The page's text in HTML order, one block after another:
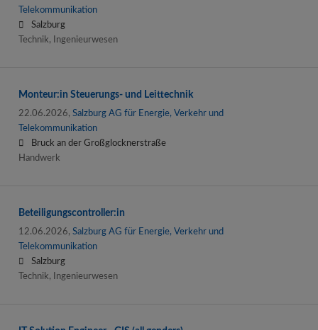
Telekommunikation
Salzburg
Technik, Ingenieurwesen
Monteur:in Steuerungs- und Leittechnik
22.06.2026, Salzburg AG für Energie, Verkehr und
Telekommunikation
Bruck an der Großglocknerstraße
Handwerk
Beteiligungscontroller:in
12.06.2026, Salzburg AG für Energie, Verkehr und
Telekommunikation
Salzburg
Technik, Ingenieurwesen